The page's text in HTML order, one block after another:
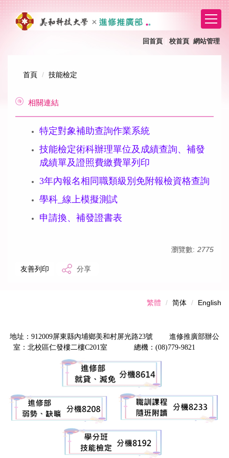
回首頁 校首頁 網站管理
首頁 技能檢定
相關連結
特定對象補助查詢作業系統
技能檢定術科辦理單位及成績查詢、補發
成績單及證照費繳費單列印
3年內報名相同職類級別免附報檢資格查詢
學科_線上模擬測試
申請換、補發證書表
瀏覽數: 2775
友善列印 分享
繁體 简体 English
地址：912009屏東縣內埔鄉美和村屏光路23號 進修推廣部辦公
室：北校區仁發樓二樓C201室 總機：(08)779-9821